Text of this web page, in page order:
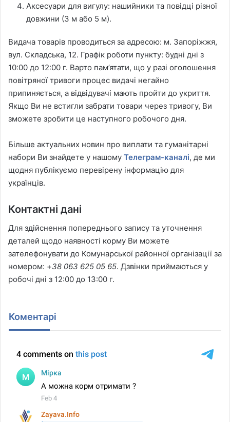
Аксесуари для вигулу: нашийники та повідці різної
довжини (3 м або 5 м).
Видача товарів проводиться за адресою: м. Запоріжжя,
вул. Складська, 12. Графік роботи пункту: будні дні з
10:00 до 12:00 г. Варто пам’ятати, що у разі оголошення
повітряної тривоги процес видачі негайно
припиняється, а відвідувачі мають пройти до укриття.
Якщо Ви не встигли забрати товари через тривогу, Ви
зможете зробити це наступного робочого дня.
Більше актуальних новин про виплати та гуманітарні
набори Ви знайдете у нашому Телеграм-каналі, де ми
щодня публікуємо перевірену інформацію для
українців.
Контактні дані
Для здійснення попереднього запису та уточнення
деталей щодо наявності корму Ви можете
зателефонувати до Комунарської районної організації за
номером: +38 063 625 05 65. Дзвінки приймаються у
робочі дні з 12:00 до 13:00 г.
Коментарі